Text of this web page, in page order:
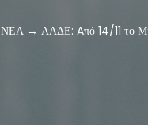
ΝΕΑ → ΑΑΔΕ: Aπό 14/11 το